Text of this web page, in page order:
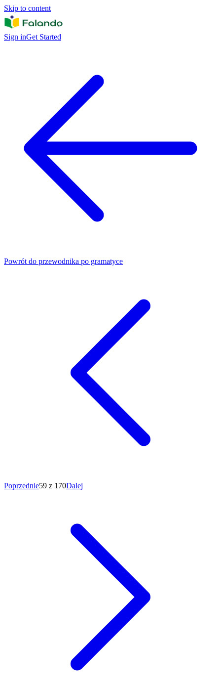
Skip to content
Sign inGet Started
Powrót do przewodnika po gramatyce
Poprzednie59 z 170Dalej